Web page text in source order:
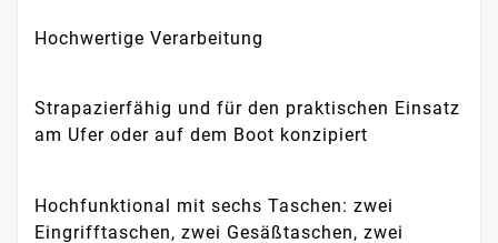
Hochwertige Verarbeitung
Strapazierfähig und für den praktischen Einsatz
am Ufer oder auf dem Boot konzipiert
Hochfunktional mit sechs Taschen: zwei
Eingrifftaschen, zwei Gesäßtaschen, zwei